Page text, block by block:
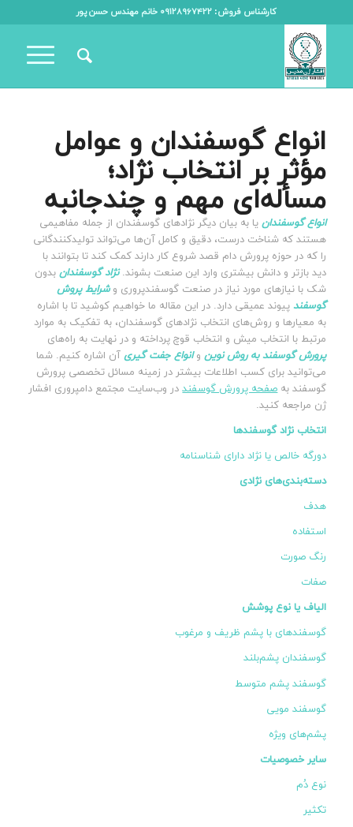
کارشناس فروش: ۰۹۱۲۸۹۶۷۴۲۲ خانم مهندس حسن پور
انواع گوسفندان و عوامل
مؤثر بر انتخاب نژاد؛
مسأله‌ای مهم و چندجانبه
انواع گوسفندانیا به بیان دیگر نژادهای گوسفندان از جمله مفاهیمی
هستند که شناخت درست، دقیق و کامل آن‌ها می‌تواند تولیدکنندگانی
را که در حوزه پرورش دام قصد شروع کار دارند کمک کند تا بتوانند با
دید بازتر و دانش بیشتری وارد این صنعت بشوند.نژاد گوسفندانبدون
شک با نیازهای مورد نیاز در صنعت گوسفندپروری وشرایط پروش
گوسفندپیوند عمیقی دارد. در این مقاله ما خواهیم کوشید تا با اشاره
به معیارها و روش‌های انتخاب نژادهای گوسفندان، به تفکیک به موارد
مرتبط با انتخاب میش و انتخاب قوچ پرداخته و در نهایت به راه‌های
پرورش گوسفند به روش نوینوانواع جفت گیریآن اشاره کنیم. شما
می‌توانید برای کسب اطلاعات بیشتر در زمینه مسائل تخصصی پرورش
گوسفند بهصفحه پرورش گوسفنددر وب‌سایت مجتمع دامپروری افشار
ژن مراجعه کنید.
انتخاب نژاد گوسفندها
دورگه خالص یا نژاد دارای شناسنامه
دسته‌بندی‌های نژادی
هدف
استفاده
رنگ صورت
صفات
الیاف یا نوع پوشش
گوسفندهای با پشم ظریف و مرغوب
گوسفندان پشم‌بلند
گوسفند پشم متوسط
گوسفند مویی
پشم‌های ویژه
سایر خصوصیات
نوع دُم
تکثیر